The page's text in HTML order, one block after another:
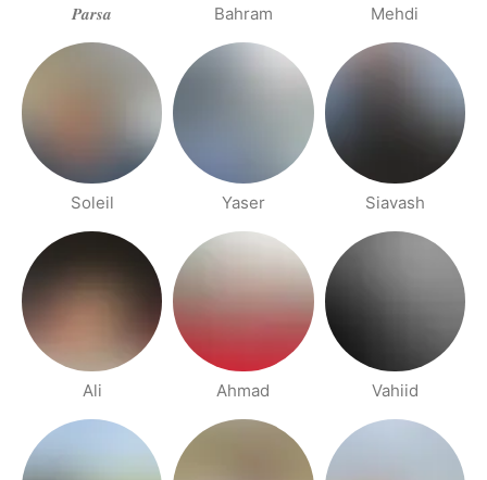
𝑷𝒂𝒓𝒔𝒂 Bahram Mehdi
Soleil Yaser Siavash
Ali Ahmad Vahiid